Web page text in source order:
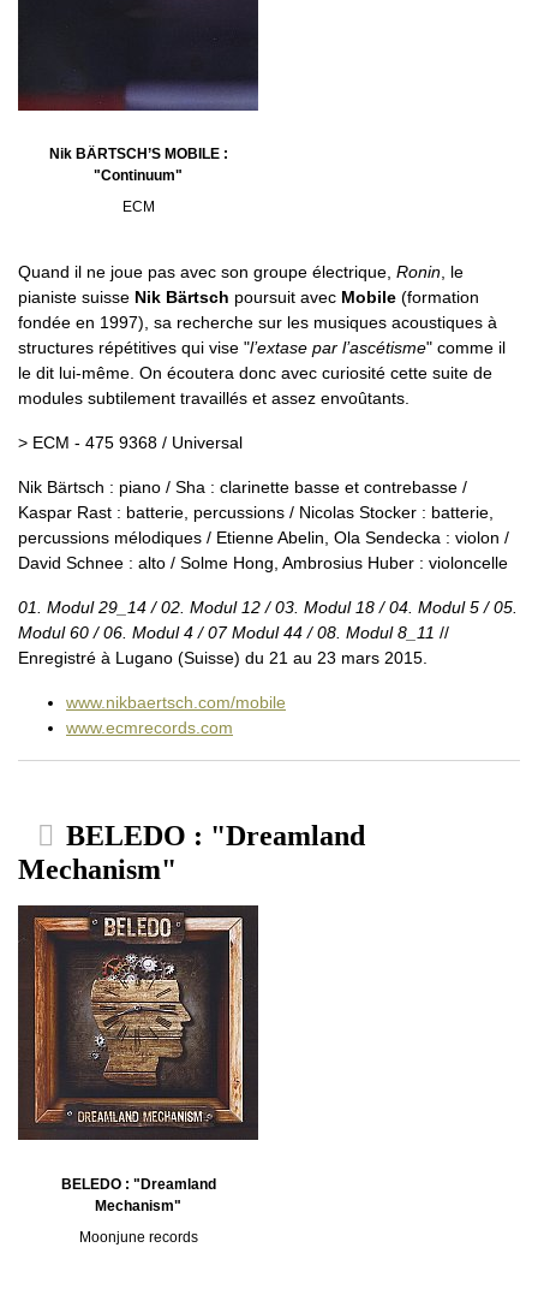
Nik BÄRTSCH’S MOBILE :
"Continuum"
ECM
Quand il ne joue pas avec son groupe électrique, Ronin, le
pianiste suisse Nik Bärtsch poursuit avec Mobile (formation
fondée en 1997), sa recherche sur les musiques acoustiques à
structures répétitives qui vise "l’extase par l’ascétisme" comme il
le dit lui-même. On écoutera donc avec curiosité cette suite de
modules subtilement travaillés et assez envoûtants.
> ECM - 475 9368 / Universal
Nik Bärtsch : piano / Sha : clarinette basse et contrebasse /
Kaspar Rast : batterie, percussions / Nicolas Stocker : batterie,
percussions mélodiques / Etienne Abelin, Ola Sendecka : violon /
David Schnee : alto / Solme Hong, Ambrosius Huber : violoncelle
01. Modul 29_14 / 02. Modul 12 / 03. Modul 18 / 04. Modul 5 / 05.
Modul 60 / 06. Modul 4 / 07 Modul 44 / 08. Modul 8_11 //
Enregistré à Lugano (Suisse) du 21 au 23 mars 2015.
www.nikbaertsch.com/mobile
www.ecmrecords.com
BELEDO : "Dreamland
Mechanism"
BELEDO : "Dreamland
Mechanism"
Moonjune records